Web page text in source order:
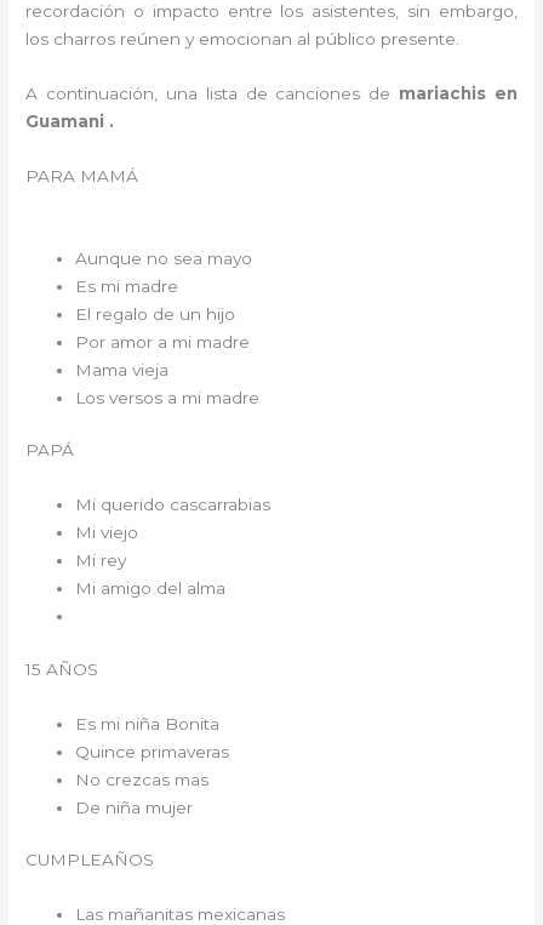
recordación o impacto entre los asistentes, sin embargo,
los charros reúnen y emocionan al público presente.
A continuación, una lista de canciones de mariachis en
Guamani .
PARA MAMÁ
Aunque no sea mayo
Es mi madre
El regalo de un hijo
Por amor a mi madre
Mama vieja
Los versos a mi madre
PAPÁ
Mi querido cascarrabias
Mi viejo
Mi rey
Mi amigo del alma
15 AÑOS
Es mi niña Bonita
Quince primaveras
No crezcas mas
De niña mujer
CUMPLEAÑOS
Las mañanitas mexicanas